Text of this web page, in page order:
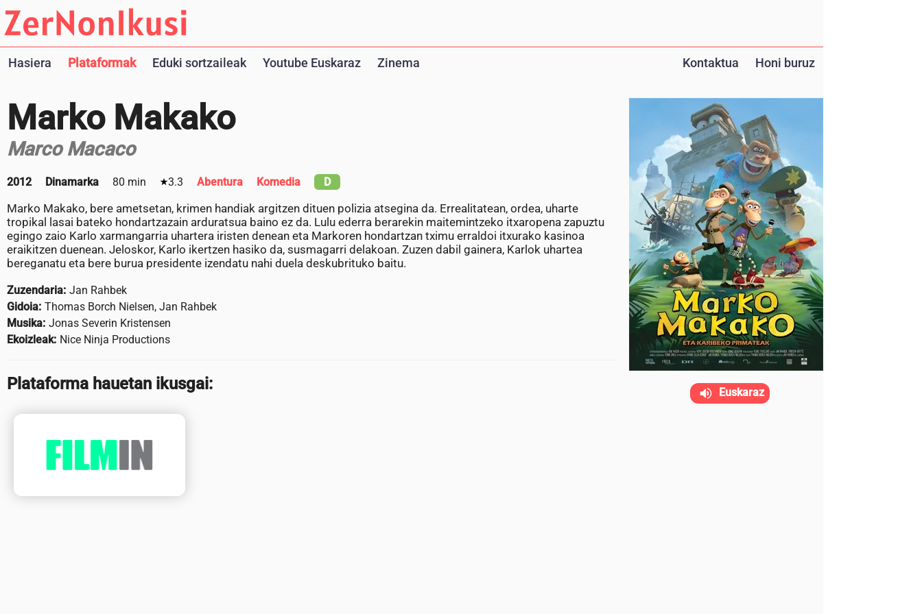
Hasiera Plataformak Eduki sortzaileak Youtube Euskaraz Zinema Kontaktua Honi buruz
Marko Makako
Marco Macaco
2012 Dinamarka 80 min 3.3 Abentura Komedia D
Marko Makako, bere ametsetan, krimen handiak argitzen dituen polizia atsegina da. Errealitatean, ordea, uharte
tropikal lasai bateko hondartzazain arduratsua baino ez da. Lulu ederra berarekin maitemintzeko itxaropena zapuztu
egingo zaio Karlo xarmangarria uhartera iristen denean eta Markoren hondartzan tximu erraldoi itxurako kasinoa
eraikitzen duenean. Jeloskor, Karlo ikertzen hasiko da, susmagarri delakoan. Zuzen dabil gainera, Karlok uhartea
bereganatu eta bere burua presidente izendatu nahi duela deskubrituko baitu.
Zuzendaria: Jan Rahbek
Gidoia: Thomas Borch Nielsen, Jan Rahbek
Musika: Jonas Severin Kristensen
Ekoizleak: Nice Ninja Productions
Plataforma hauetan ikusgai: Euskaraz